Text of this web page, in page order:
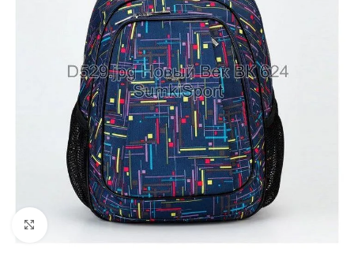
Нажмите, чтобы увеличить